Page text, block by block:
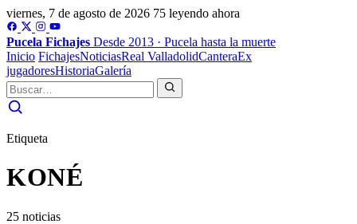
viernes, 7 de agosto de 2026 75 leyendo ahora
Pucela Fichajes Desde 2013 · Pucela hasta la muerte
Inicio FichajesNoticiasReal ValladolidCanteraEx
jugadoresHistoriaGalería
Etiqueta
KONÉ
25 noticias